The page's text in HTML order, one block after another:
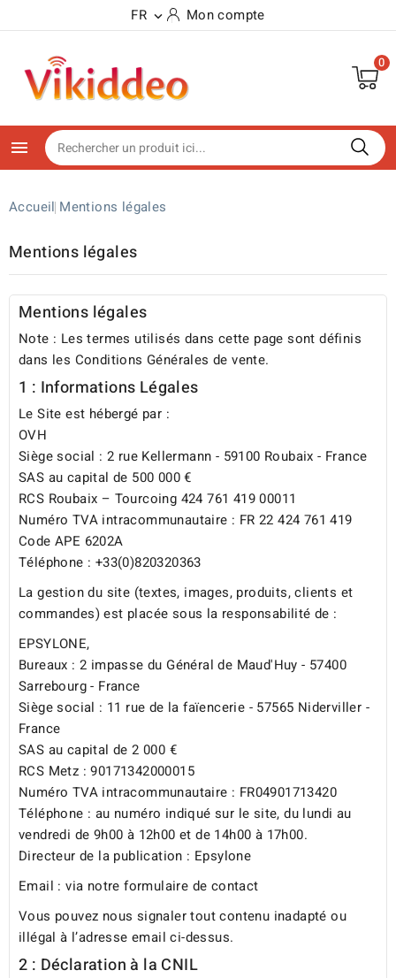
FR  Mon compte
0

Accueil Mentions légales
Mentions légales
Mentions légales
Note : Les termes utilisés dans cette page sont définis
dans les Conditions Générales de vente.
1 : Informations Légales
Le Site est hébergé par :
OVH
Siège social : 2 rue Kellermann - 59100 Roubaix - France
SAS au capital de 500 000 €
RCS Roubaix – Tourcoing 424 761 419 00011
Numéro TVA intracommunautaire : FR 22 424 761 419
Code APE 6202A
Téléphone : +33(0)820320363
La gestion du site (textes, images, produits, clients et
commandes) est placée sous la responsabilité de :
EPSYLONE,
Bureaux : 2 impasse du Général de Maud'Huy - 57400
Sarrebourg - France
Siège social : 11 rue de la faïencerie - 57565 Niderviller -
France
SAS au capital de 2 000 €
RCS Metz : 90171342000015
Numéro TVA intracommunautaire : FR04901713420
Téléphone : au numéro indiqué sur le site, du lundi au
vendredi de 9h00 à 12h00 et de 14h00 à 17h00.
Directeur de la publication : Epsylone
Email :via notre formulaire de contact
Vous pouvez nous signaler tout contenu inadapté ou
illégal à l’adresse email ci-dessus.
2 : Déclaration à la CNIL
Panneau de gestion des cookies